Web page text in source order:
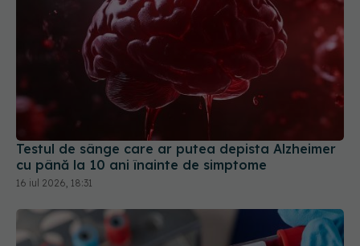
Testul de sânge care ar putea depista Alzheimer
cu până la 10 ani înainte de simptome
16 iul 2026, 18:31